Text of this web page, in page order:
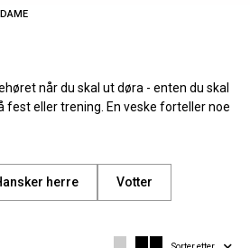
når du skal ut døra - enten du skal
fest eller trening. En veske forteller noe
herre Votter